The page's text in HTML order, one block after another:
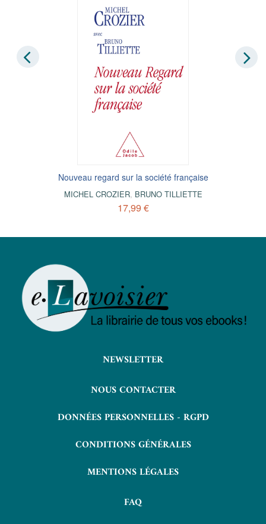
Nouveau regard sur la société française
MICHEL CROZIER, BRUNO TILLIETTE
17,99 €
NEWSLETTER
NOUS CONTACTER
DONNÉES PERSONNELLES - RGPD
CONDITIONS GÉNÉRALES
MENTIONS LÉGALES
FAQ